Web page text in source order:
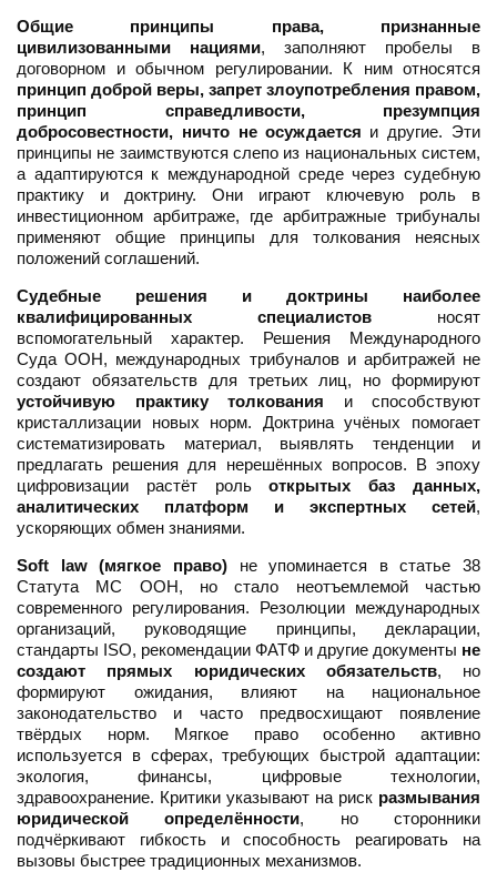
Общие принципы права, признанные
цивилизованными нациями, заполняют пробелы в
договорном и обычном регулировании. К ним относятся
принцип доброй веры, запрет злоупотребления правом,
принцип справедливости, презумпция
добросовестности, ничто не осуждается и другие. Эти
принципы не заимствуются слепо из национальных систем,
а адаптируются к международной среде через судебную
практику и доктрину. Они играют ключевую роль в
инвестиционном арбитраже, где арбитражные трибуналы
применяют общие принципы для толкования неясных
положений соглашений.
Судебные решения и доктрины наиболее
квалифицированных специалистов носят
вспомогательный характер. Решения Международного
Суда ООН, международных трибуналов и арбитражей не
создают обязательств для третьих лиц, но формируют
устойчивую практику толкования и способствуют
кристаллизации новых норм. Доктрина учёных помогает
систематизировать материал, выявлять тенденции и
предлагать решения для нерешённых вопросов. В эпоху
цифровизации растёт рольоткрытых баз данных,
аналитических платформ и экспертных сетей,
ускоряющих обмен знаниями.
Soft law (мягкое право)не упоминается в статье 38
Статута МС ООН, но стало неотъемлемой частью
современного регулирования. Резолюции международных
организаций, руководящие принципы, декларации,
стандарты ISO, рекомендации ФАТФ и другие документы не
создают прямых юридических обязательств, но
формируют ожидания, влияют на национальное
законодательство и часто предвосхищают появление
твёрдых норм. Мягкое право особенно активно
используется в сферах, требующих быстрой адаптации:
экология, финансы, цифровые технологии,
здравоохранение. Критики указывают на риск размывания
юридической определённости, но сторонники
подчёркивают гибкость и способность реагировать на
вызовы быстрее традиционных механизмов.